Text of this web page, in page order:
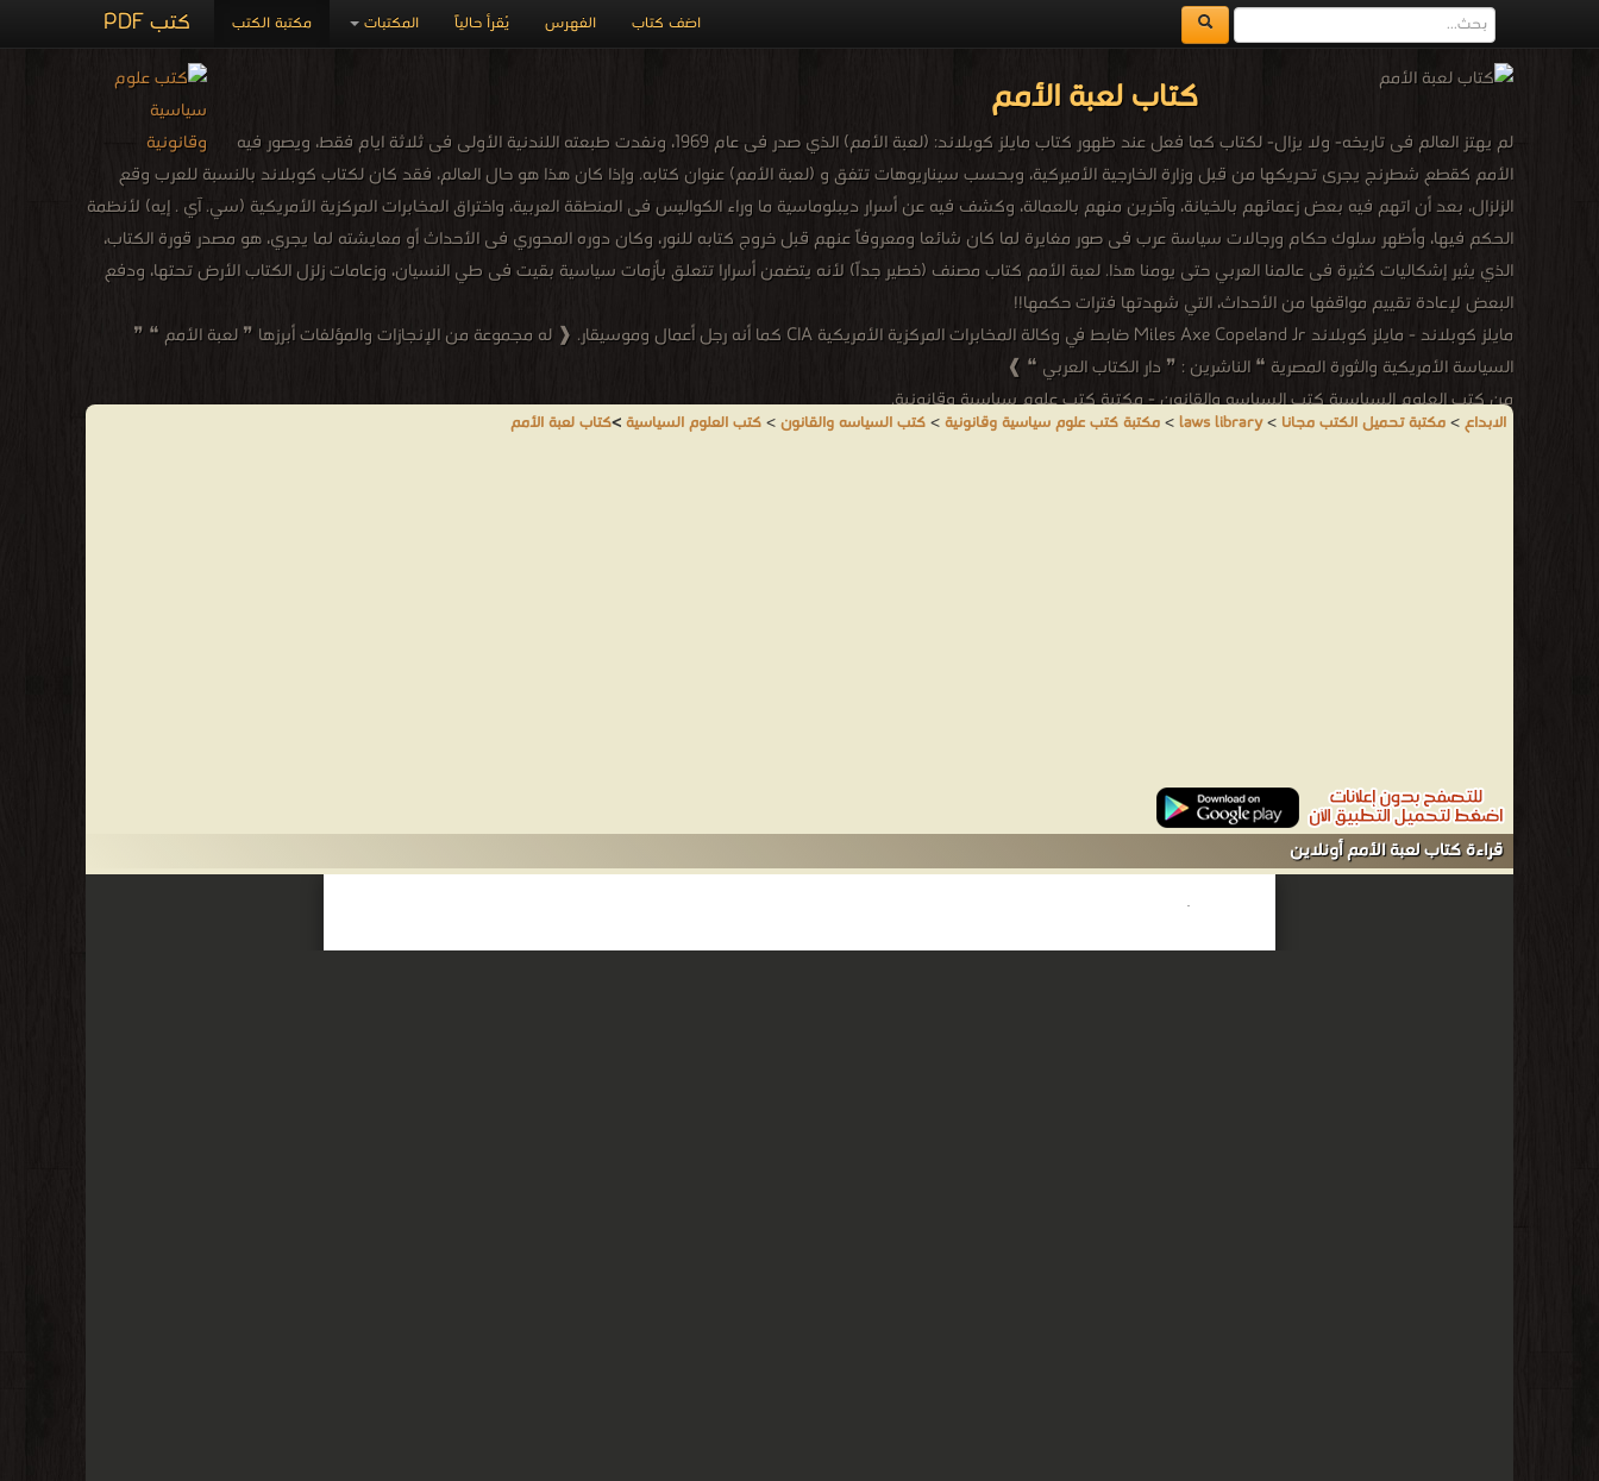
كتب PDF مكتبة الكتب المكتبات يُقرأ حالياً الفهرس اضف كتاب
كتاب لعبة الأمم
لم يهتز العالم فى تاريخه- ولا يزال- لكتاب كما فعل عند ظهور كتاب مايلز كوبلاند: (لعبة الأمم) الذي صدر فى عام 1969، ونفدت طبعته اللندنية الأولى فى ثلاثة ايام فقط، ويصور فيه
الأمم كقطع شطرنج يجرى تحريكها من قبل وزارة الخارجية الأميركية، وبحسب سيناريوهات تتفق و (لعبة الأمم) عنوان كتابه. وإذا كان هذا هو حال العالم، فقد كان لكتاب كوبلاند بالنسبة للعرب وقع
الزلزال، بعد أن اتهم فيه بعض زعمائهم بالخيانة، وآخرين منهم بالعمالة، وكشف فيه عن أسرار ديبلوماسية ما وراء الكواليس فى المنطقة العربية، واختراق المخابرات المركزية الأمريكية (سي. آي . إيه) لأنظمة
الحكم فيها، وأظهر سلوك حكام ورجالات سياسة عرب فى صور مغايرة لما كان شائعا ومعروفاً عنهم قبل خروج كتابه للنور، وكان دوره المحوري فى الأحداث أو معايشته لما يجري، هو مصدر قورة الكتاب،
الذي يثير إشكاليات كثيرة فى عالمنا العربي حتى يومنا هذا. لعبة الأمم كتاب مصنف (خطير جداً) لأنه يتضمن أسرارا تتعلق بأزمات سياسية بقيت فى طي النسيان، وزعامات زلزل الكتاب الأرض تحتها، ودفع
البعض لإعادة تقييم مواقفها من الأحداث، التي شهدتها فترات حكمها!!
مايلز كوبلاند - مايلز كوبلاند Miles Axe Copeland Jr ضابط في وكالة المخابرات المركزية الأمريكية CIA كما أنه رجل أعمال وموسيقار. ❰ له مجموعة من الإنجازات والمؤلفات أبرزها ❞ لعبة الأمم ❝ ❞
السياسة الأمريكية والثورة المصرية ❝ الناشرين : ❞ دار الكتاب العربي ❝ ❱
من كتب العلوم السياسية كتب السياسه والقانون - مكتبة كتب علوم سياسية وقانونية.
الابداع>مكتبة تحميل الكتب مجانا >
laws library
>مكتبة كتب علوم سياسية وقانونية>كتب السياسه والقانون>كتب العلوم السياسية>كتاب لعبة الأمم
قراءة كتاب لعبة الأمم أونلاين